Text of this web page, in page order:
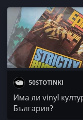
50STOTINKI
Има ли vinyl
България?